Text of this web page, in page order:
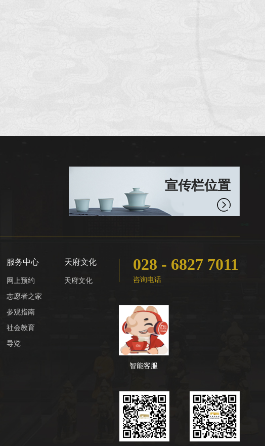
宣传栏位置
服务中心
网上预约
志愿者之家
参观指南
社会教育
导览
天府文化
天府文化
028 - 6827 7011
咨询电话
智能客服